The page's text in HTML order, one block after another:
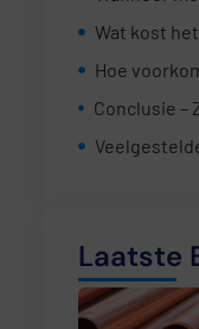
Wat kost
Laatste